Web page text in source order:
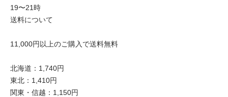
19〜21時
送料について
11,000円以上のご購入で送料無料
北海道：1,740円
東北：1,410円
関東・信越：1,150円